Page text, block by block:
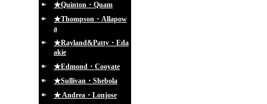
★Quinton・Quam
★Thompson・Allapow
a
★Rayland&Patty・Eda
akie
★Edmond・Cooyate
★Sullivan・Shebola
★ Andrea・Lonjose